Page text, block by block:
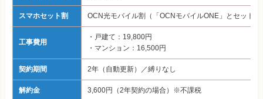
スマホセット割 OCN光モバイル割（「OCNモバイルONE」とセット
工事費用
・戸建て：19,800円
・マンション：16,500円
契約期間 2年（自動更新）／縛りなし
解約金 3,600円（2年契約の場合）※不課税